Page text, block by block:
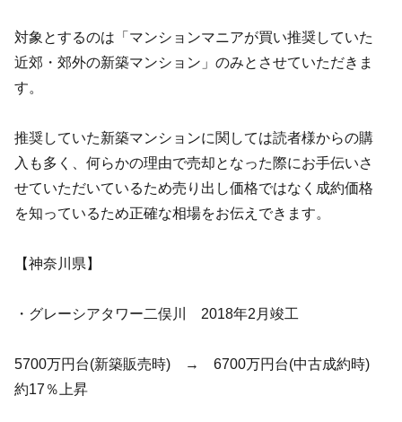
対象とするのは「マンションマニアが買い推奨していた
近郊・郊外の新築マンション」のみとさせていただきま
す。
推奨していた新築マンションに関しては読者様からの購
入も多く、何らかの理由で売却となった際にお手伝いさ
せていただいているため売り出し価格ではなく成約価格
を知っているため正確な相場をお伝えできます。
【神奈川県】
・グレーシアタワー二俣川 2018年2月竣工
5700万円台(新築販売時) → 6700万円台(中古成約時)
約17％上昇